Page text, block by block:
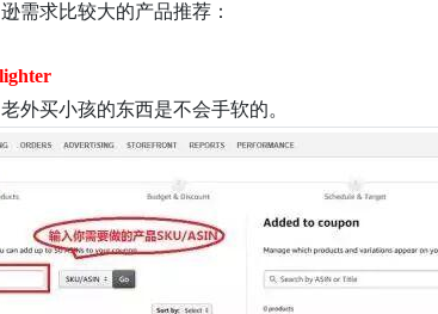
需求比较大的产品推荐：
外买小孩的东西是不会手软的。